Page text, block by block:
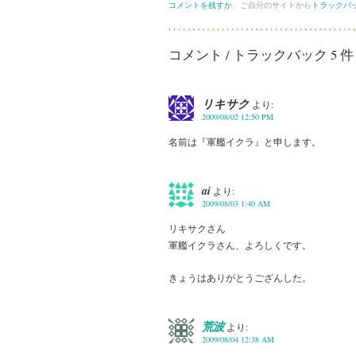
コメントを残すか、ご自分のサイトから トラックバ
コメント / トラックバック 5 件
リキサク より:
2009/08/02 12:50 PM
名前は『軍艦イクラ』と申します。
ai より:
2009/08/03 1:40 AM
リキサクさん
軍艦イクラさん、よろしくです。
きょうはありがとうござんした。
荒波 より:
2009/08/04 12:38 AM